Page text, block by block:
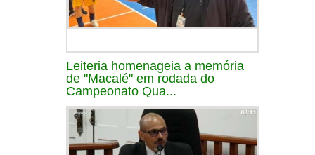
Leiteria homenageia a memória
de "Macalé" em rodada do
Campeonato Qua...